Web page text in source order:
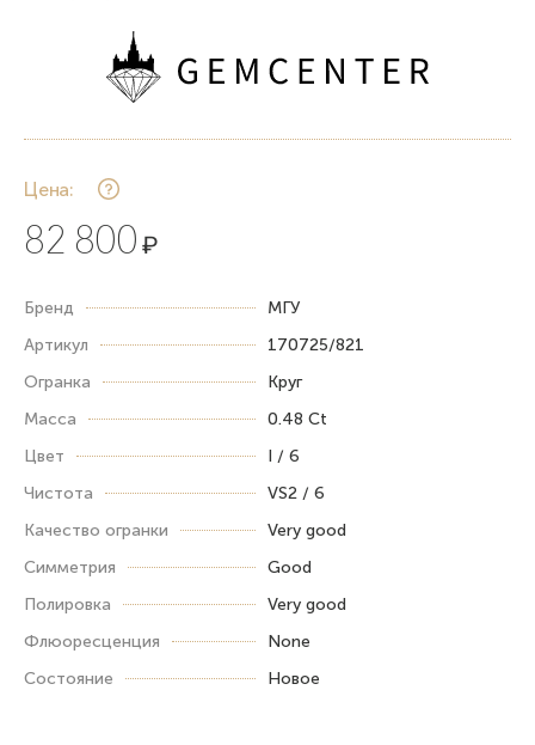
Цена:
82 800 ₽
Бренд
МГУ
Артикул
170725/821
Огранка
Круг
Масса
0.48 Ct
Цвет
I / 6
Чистота
VS2 / 6
Качество огранки
Very good
Симметрия
Good
Полировка
Very good
Флюоресценция
None
Состояние
Новое